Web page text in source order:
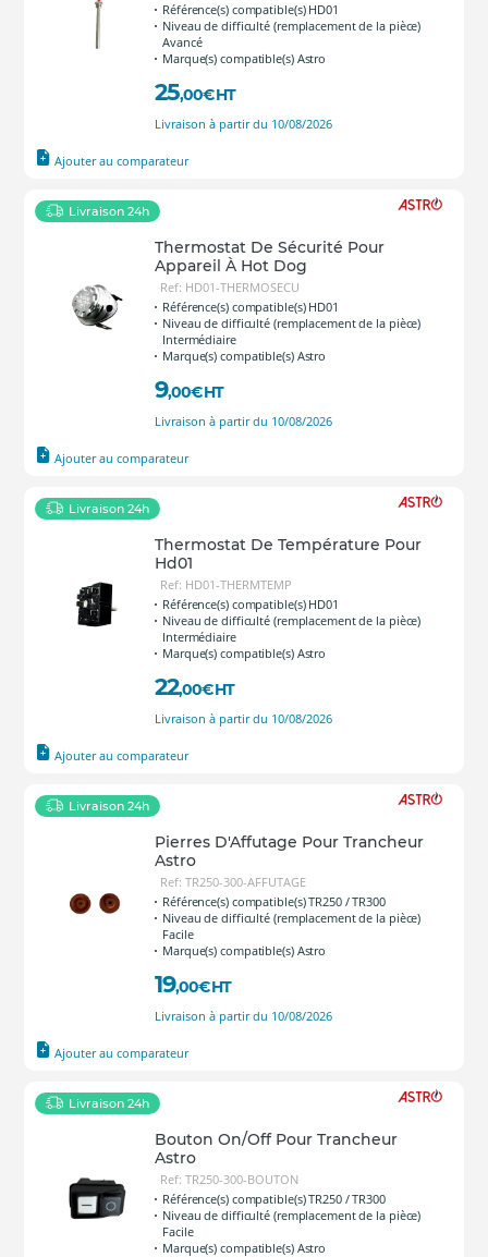
Référence(s) compatible(s) HD01
Niveau de difficulté (remplacement de la pièce)
Avancé
Marque(s) compatible(s) Astro
25,00€HT
Livraison à partir du 10/08/2026
Ajouter au comparateur
Livraison 24h
Thermostat De Sécurité Pour
Appareil À Hot Dog
Ref: HD01-THERMOSECU
Référence(s) compatible(s) HD01
Niveau de difficulté (remplacement de la pièce)
Intermédiaire
Marque(s) compatible(s) Astro
9,00€HT
Livraison à partir du 10/08/2026
Ajouter au comparateur
Livraison 24h
Thermostat De Température Pour
Hd01
Ref: HD01-THERMTEMP
Référence(s) compatible(s) HD01
Niveau de difficulté (remplacement de la pièce)
Intermédiaire
Marque(s) compatible(s) Astro
22,00€HT
Livraison à partir du 10/08/2026
Ajouter au comparateur
Livraison 24h
Pierres D'Affutage Pour Trancheur
Astro
Ref: TR250-300-AFFUTAGE
Référence(s) compatible(s) TR250 / TR300
Niveau de difficulté (remplacement de la pièce)
Facile
Marque(s) compatible(s) Astro
19,00€HT
Livraison à partir du 10/08/2026
Ajouter au comparateur
Livraison 24h
Bouton On/Off Pour Trancheur
Astro
Ref: TR250-300-BOUTON
Référence(s) compatible(s) TR250 / TR300
Niveau de difficulté (remplacement de la pièce)
Facile
Marque(s) compatible(s) Astro